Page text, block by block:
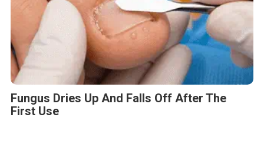
Fungus Dries Up And Falls Off After The
First Use